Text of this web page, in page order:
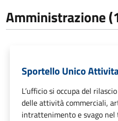
Amministrazione
Sportello Unico
L’ufficio si occupa del
delle attività commerciali,
intrattenimento e svago